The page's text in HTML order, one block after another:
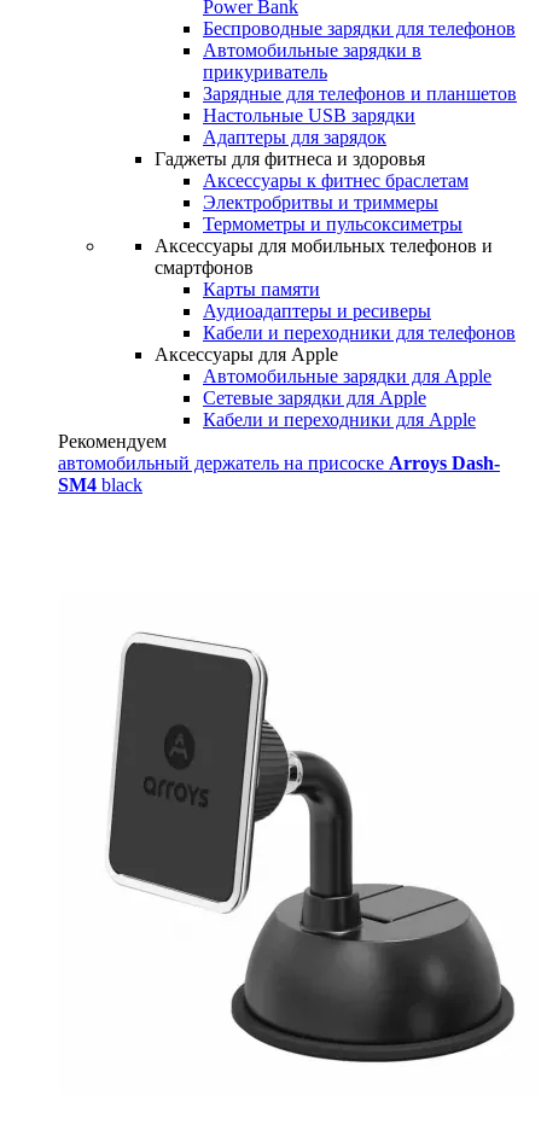
Power Bank
Беспроводные зарядки для телефонов
Автомобильные зарядки в
прикуриватель
Зарядные для телефонов и планшетов
Настольные USB зарядки
Адаптеры для зарядок
Гаджеты для фитнеса и здоровья
Аксессуары к фитнес браслетам
Электробритвы и триммеры
Термометры и пульсоксиметры
Аксессуары для мобильных телефонов и
смартфонов
Карты памяти
Аудиоадаптеры и ресиверы
Кабели и переходники для телефонов
Аксессуары для Apple
Автомобильные зарядки для Apple
Сетевые зарядки для Apple
Кабели и переходники для Apple
Рекомендуем
автомобильный держатель на присоске Arroys Dash-
SM4 black